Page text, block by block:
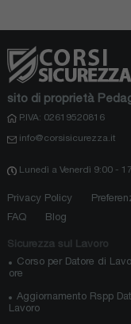
sito di proprietà
P.IVA: 02619520816
info@corsisicurezza.it
Lunedì a Venerdì 9:00 -
Privacy Policy
FAQ
Blog
Sicurezza sul Lavoro
Corso per Datore di
ore
Aggiornamento Rspp
Lavoro